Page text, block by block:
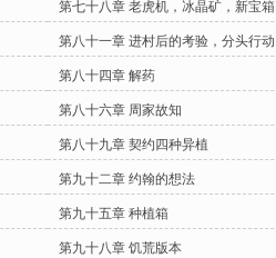
第七十八章 老虎机，冰晶矿，新宝箱
第八十一章 进村后的考验，分头行动
第八十四章 解药
第八十六章 周家故知
第八十九章 契约四种异植
第九十二章 约翰的想法
第九十五章 种植箱
第九十八章 饥荒版本